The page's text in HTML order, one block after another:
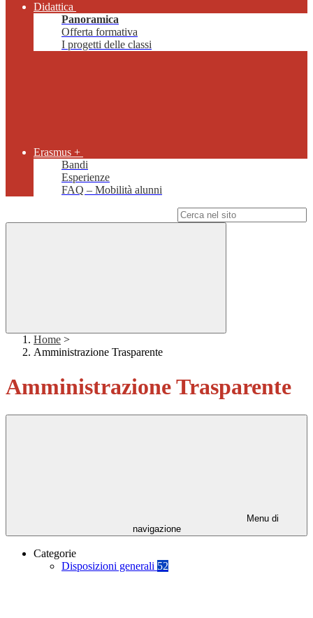
Didattica
Panoramica
Offerta formativa
I progetti delle classi
Erasmus +
Bandi
Esperienze
FAQ – Mobilità alunni
Home >
Amministrazione Trasparente
Amministrazione Trasparente
Menu di
navigazione
Categorie
Disposizioni generali 52